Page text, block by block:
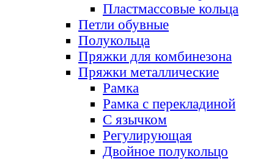
Пластмассовые кольца
Петли обувные
Полукольца
Пряжки для комбинезона
Пряжки металлические
Рамка
Рамка с перекладиной
С язычком
Регулирующая
Двойное полукольцо